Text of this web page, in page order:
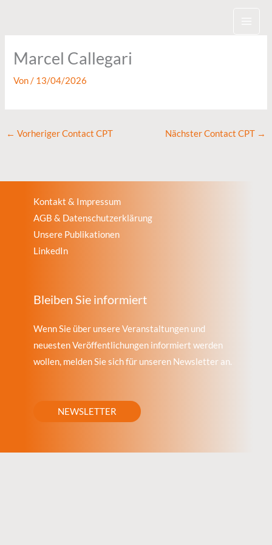
Marcel Callegari
Von/ 13/04/2026
← Vorheriger Contact CPT Nächster Contact CPT →
Kontakt & Impressum
AGB & Datenschutzerklärung
Unsere Publikationen
LinkedIn
Bleiben Sie informiert
Wenn Sie über unsere Veranstaltungen und
neuesten Veröffentlichungen informiert werden
wollen, melden Sie sich für unseren Newsletter an.
NEWSLETTER